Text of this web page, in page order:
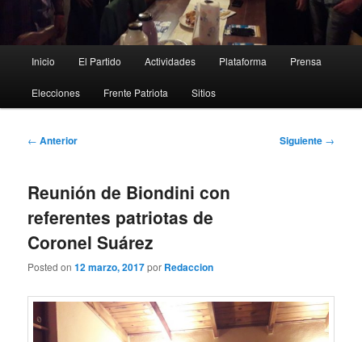
principal
Inicio El Partido Actividades Plataforma Prensa
Elecciones Frente Patriota Sitios
Navegación
← Anterior Siguiente →
Reunión de Biondini con
referentes patriotas de
Coronel Suárez
Posted on12 marzo, 2017por Redaccion